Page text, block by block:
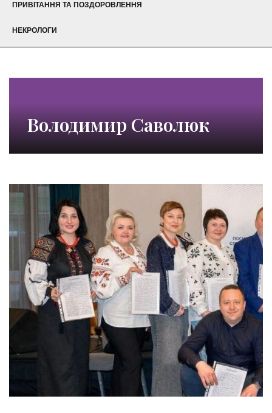
ПРИВІТАННЯ ТА ПОЗДОРОВЛЕННЯ
НЕКРОЛОГИ
Володимир Саволюк